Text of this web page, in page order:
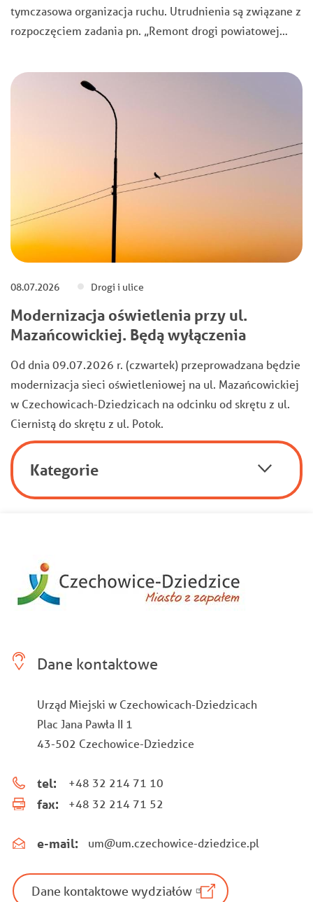
tymczasowa organizacja ruchu. Utrudnienia są związane z
rozpoczęciem zadania pn. „Remont drogi powiatowej…
08.07.2026 Drogi i ulice
Modernizacja oświetlenia przy ul.
Mazańcowickiej. Będą wyłączenia
Od dnia 09.07.2026 r. (czwartek) przeprowadzana będzie
modernizacja sieci oświetleniowej na ul. Mazańcowickiej
w Czechowicach-Dziedzicach na odcinku od skrętu z ul.
Ciernistą do skrętu z ul. Potok.
Kategorie
Dane kontaktowe
Urząd Miejski w Czechowicach-Dziedzicach
Plac Jana Pawła II 1
43-502 Czechowice-Dziedzice
tel: +48 32 214 71 10
fax: +48 32 214 71 52
e-mail: um@um.czechowice-dziedzice.pl
Dane kontaktowe wydziałów